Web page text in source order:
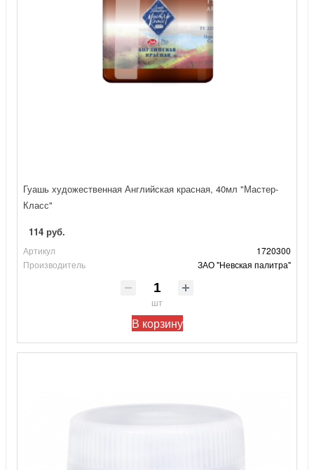
Гуашь художественная Английская красная, 40мл "Мастер-
Класс"
114 руб.
Артикул
1720300
Производитель
ЗАО "Невская палитра"
шт
В корзину